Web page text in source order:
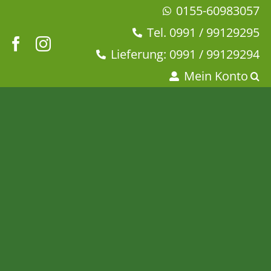
springen
0155-60983057
Tel. 0991 / 99129295
Lieferung: 0991 / 99129294
Mein Konto